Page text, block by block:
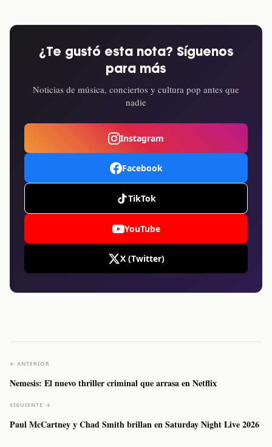
¿Te gustó esta nota? Síguenos
para más
Noticias de música, conciertos y cultura pop antes que
nadie
Instagram
Facebook
TikTok
YouTube
X (Twitter)
← ANTERIOR
Nemesis: El nuevo thriller criminal que arrasa en Netflix
SIGUIENTE →
Paul McCartney y Chad Smith brillan en Saturday Night Live 2026